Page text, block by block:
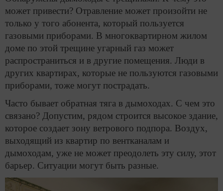
может привести? Отравление может произойти не
только у того абонента, который пользуется
газовыми приборами. В многоквартирном жилом
доме по этой трещине угарный газ может
распространиться и в другие помещения. Люди в
других квартирах, которые не пользуются газовыми
приборами, тоже могут пострадать.
Часто бывает обратная тяга в дымоходах. С чем это
связано? Допустим, рядом строится высокое здание,
которое создает зону ветрового подпора. Воздух,
выходящий из квартир по вентканалам и
дымоходам, уже не может преодолеть эту силу, этот
барьер. Ситуации могут быть разные.